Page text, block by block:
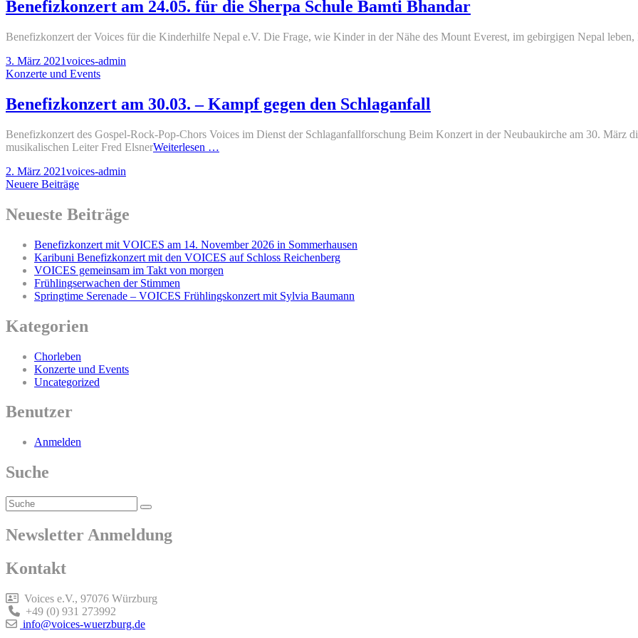
Benefizkonzert am 24.05. für die Sherpa Schule Bamti Bhandar
Benefizkonzert der Voices für die Kinderhilfe Nepal e.V. Die Frage, wie Kinder in der Nähe des Mount Everest, im gebirgigen Nepal
Posted-
on
3. März 2021By
line
Byline
voices-admin
Cat
Konzerte und Events
Benefizkonzert am 30.03. – Kampf gegen den Schlaganfall
Benefizkonzert des Gospel-Rock-Pop-Chors Voices im Dienst der Schlaganfallforschung Beim Konzert in der Neubaukirche am 30. März
musikalischen Leiter Fred ElsnerWeiterlesen …
Posted-
on
2. März 2021By
line
Byline
voices-admin
Beitragsnavigation
Neuere Beiträge
Neueste Beiträge
Benefizkonzert mit VOICES am 14. November 2026 in Sommerhausen
Karibuni Benefizkonzert mit den VOICES auf Schloss Reichenberg
VOICES gemeinsam im Takt von morgen
Frühlingserwachen der Stimmen
Springtime Serenade – VOICES Frühlingskonzert mit Sylvia Baumann
Kategorien
Chorleben
Konzerte und Events
Uncategorized
Benutzer
Anmelden
Suche
Search
for:
Search
Newsletter Anmeldung
Kontakt
Voices e.V., 97076 Würzburg
+49 (0) 931 273992
info@voices-wuerzburg.de